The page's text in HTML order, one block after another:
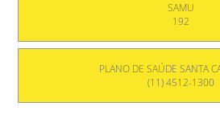
SAMU
192
PLANO DE SAÚDE SANTA
(11) 4512-1300